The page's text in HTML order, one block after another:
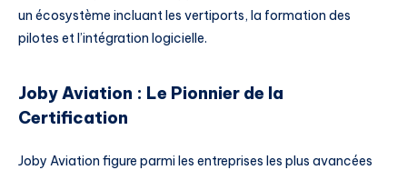
un écosystème incluant les vertiports, la formation des
pilotes et l’intégration logicielle.
Joby Aviation : Le Pionnier de la
Certification
Joby Aviation figure parmi les entreprises les plus avancées